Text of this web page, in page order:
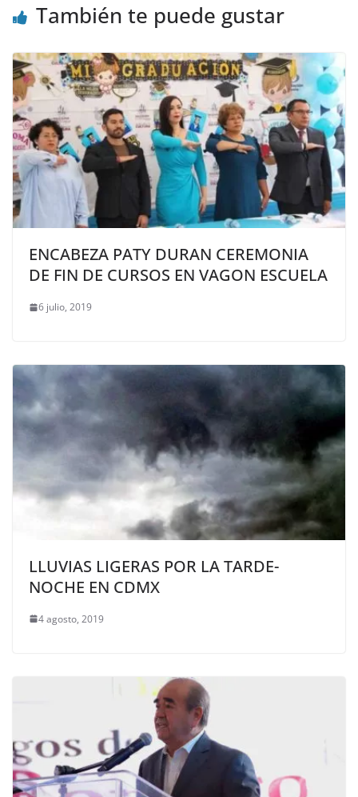
También te puede gustar
ENCABEZA PATY DURAN CEREMONIA
DE FIN DE CURSOS EN VAGON ESCUELA
6 julio, 2019
LLUVIAS LIGERAS POR LA TARDE-
NOCHE EN CDMX
4 agosto, 2019